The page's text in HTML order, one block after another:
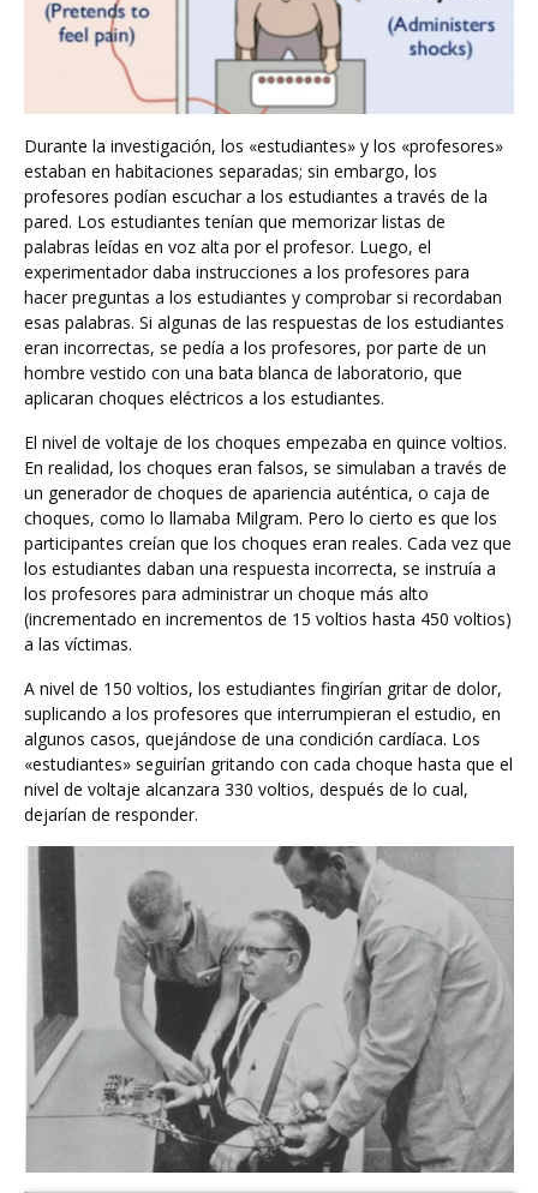
Durante la investigación, los «estudiantes» y los «profesores»
estaban en habitaciones separadas; sin embargo, los
profesores podían escuchar a los estudiantes a través de la
pared. Los estudiantes tenían que memorizar listas de
palabras leídas en voz alta por el profesor. Luego, el
experimentador daba instrucciones a los profesores para
hacer preguntas a los estudiantes y comprobar si recordaban
esas palabras. Si algunas de las respuestas de los estudiantes
eran incorrectas, se pedía a los profesores, por parte de un
hombre vestido con una bata blanca de laboratorio, que
aplicaran choques eléctricos a los estudiantes.
El nivel de voltaje de los choques empezaba en quince voltios.
En realidad, los choques eran falsos, se simulaban a través de
un generador de choques de apariencia auténtica, o caja de
choques, como lo llamaba Milgram. Pero lo cierto es que los
participantes creían que los choques eran reales. Cada vez que
los estudiantes daban una respuesta incorrecta, se instruía a
los profesores para administrar un choque más alto
(incrementado en incrementos de 15 voltios hasta 450 voltios)
a las víctimas.
A nivel de 150 voltios, los estudiantes fingirían gritar de dolor,
suplicando a los profesores que interrumpieran el estudio, en
algunos casos, quejándose de una condición cardíaca. Los
«estudiantes» seguirían gritando con cada choque hasta que el
nivel de voltaje alcanzara 330 voltios, después de lo cual,
dejarían de responder.